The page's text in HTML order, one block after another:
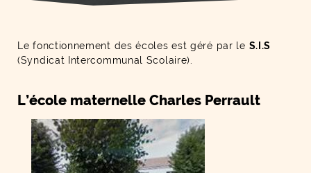
Le fonctionnement des écoles est géré par le S.I.S
(Syndicat Intercommunal Scolaire).
L’école maternelle Charles Perrault